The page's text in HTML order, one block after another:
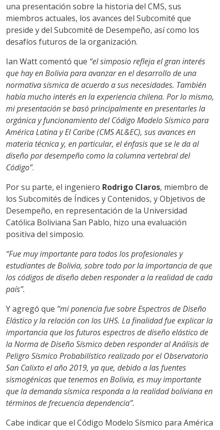
una presentación sobre la historia del CMS, sus
miembros actuales, los avances del Subcomité que
preside y del Subcomité de Desempeño, así como los
desafíos futuros de la organización.
Ian Watt comentó que “el simposio refleja el gran interés
que hay en Bolivia para avanzar en el desarrollo de una
normativa sísmica de acuerdo a sus necesidades. También
había mucho interés en la experiencia chilena. Por lo mismo,
mi presentación se basó principalmente en presentarles la
orgánica y funcionamiento del Código Modelo Sísmico para
América Latina y El Caribe (CMS AL&EC), sus avances en
materia técnica y, en particular, el énfasis que se le da al
diseño por desempeño como la columna vertebral del
Código”.
Por su parte, el ingeniero Rodrigo Claros, miembro de
los Subcomités de Índices y Contenidos, y Objetivos de
Desempeño, en representación de la Universidad
Católica Boliviana San Pablo, hizo una evaluación
positiva del simposio.
“Fue muy importante para todos los profesionales y
estudiantes de Bolivia, sobre todo por la importancia de que
los códigos de diseño deben responder a la realidad de cada
país”.
Y agregó que “mi ponencia fue sobre Espectros de Diseño
Elástico y la relación con los UHS. La finalidad fue explicar la
importancia que los futuros espectros de diseño elástico de
la Norma de Diseño Sísmico deben responder al Análisis de
Peligro Sísmico Probabilístico realizado por el Observatorio
San Calixto el año 2019, ya que, debido a las fuentes
sismogénicas que tenemos en Bolivia, es muy importante
que la demanda sísmica responda a la realidad boliviana en
términos de frecuencia dependencia”.
Cabe indicar que el Código Modelo Sísmico para América